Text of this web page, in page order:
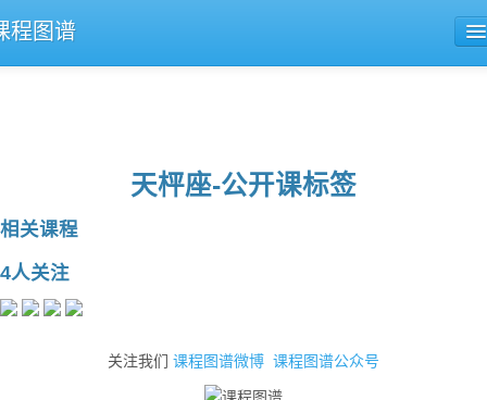
程图谱
天枰座-公开课标签
相关课程
4人关注
关注我们 课程图谱微博 课程图谱公众号